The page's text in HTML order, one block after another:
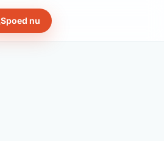
Spoed nu